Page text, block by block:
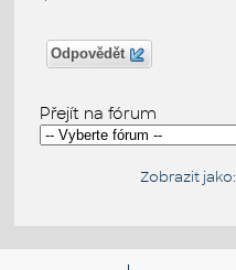
Odpovědět
Přejít na fórum
Zobrazit jako: